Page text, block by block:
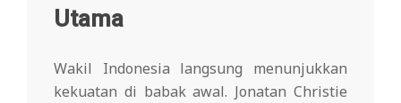
Utama
Wakil Indonesia langsung menunjukkan
kekuatan di babak awal. Jonatan Christie